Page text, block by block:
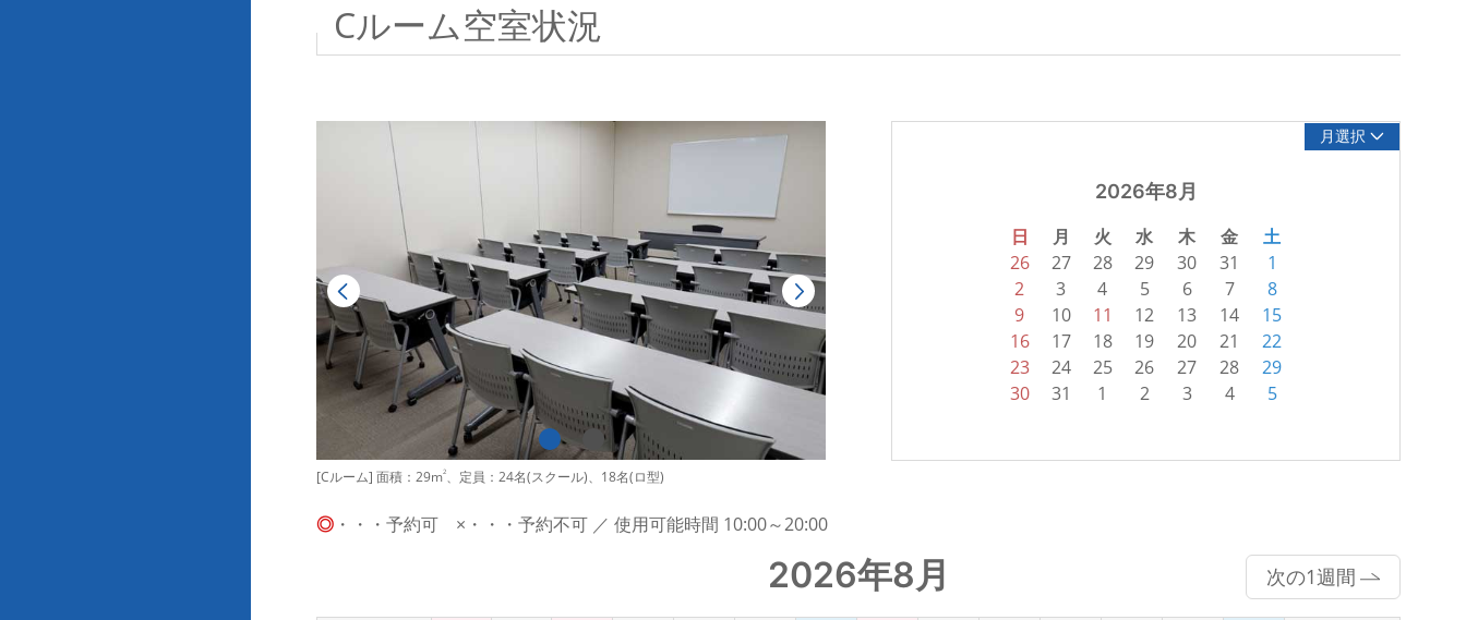
Cルーム空室状況
[Cルーム] 面積：29m2、定員：24名(スクール)、18名(ロ型)
月選択
2026年8月
日 月 火 水 木 金 土
26 27 28 29 30 31
1
2
3 4 5 6 7
8
9
10 11 12 13 14
15
16
17 18 19 20 21
22
23
24 25 26 27 28
29
30
31 1 2 3 4 5
◎ ・・・予約可 ×・・・予約不可 ／ 使用可能時間 10:00～20:00
2026年8月 次の1週間